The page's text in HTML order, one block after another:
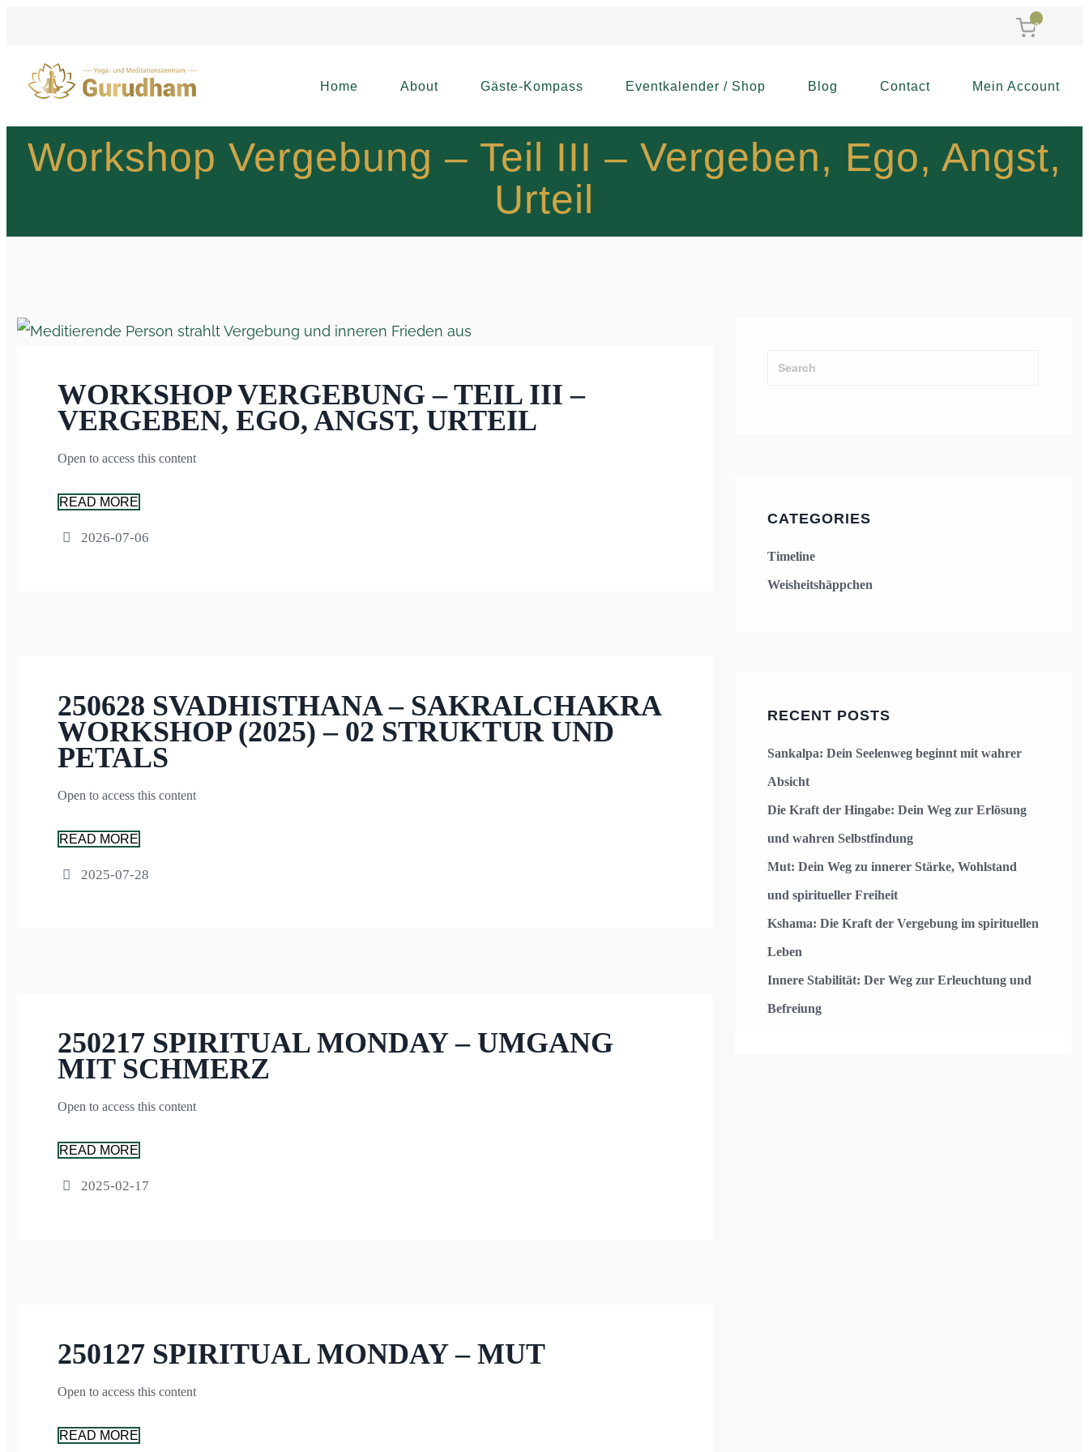
0
Home About Gäste-Kompass Eventkalender / Shop Blog Contact Mein Account
Workshop Vergebung – Teil III – Vergeben, Ego, Angst,
Urteil
WORKSHOP VERGEBUNG – TEIL III –
VERGEBEN, EGO, ANGST, URTEIL
Open to access this content
READ MORE
2026-07-06
250628 SVADHISTHANA – SAKRALCHAKRA
WORKSHOP (2025) – 02 STRUKTUR UND
PETALS
Open to access this content
READ MORE
2025-07-28
250217 SPIRITUAL MONDAY – UMGANG
MIT SCHMERZ
Open to access this content
READ MORE
2025-02-17
250127 SPIRITUAL MONDAY – MUT
Open to access this content
READ MORE
CATEGORIES
Timeline
Weisheitshäppchen
RECENT POSTS
Sankalpa: Dein Seelenweg beginnt mit wahrer
Absicht
Die Kraft der Hingabe: Dein Weg zur Erlösung
und wahren Selbstfindung
Mut: Dein Weg zu innerer Stärke, Wohlstand
und spiritueller Freiheit
Kshama: Die Kraft der Vergebung im spirituellen
Leben
Innere Stabilität: Der Weg zur Erleuchtung und
Befreiung